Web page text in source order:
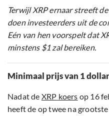
Terwijl XRP ernaar streeft
doen investeerders uit de
Eén van hen voorspelt dat
minstens $1 zal bereiken.
Minimaal prijs van 1 dollar
Nadat de XRP koers op 16
heeft de op twee na